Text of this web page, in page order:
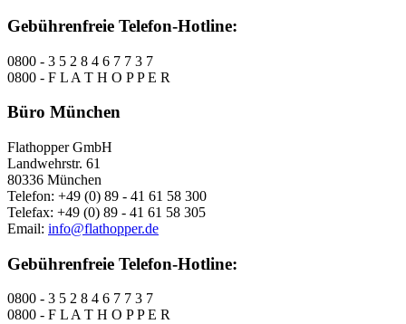
Gebührenfreie Telefon-Hotline:
0800 - 3 5 2 8 4 6 7 7 3 7
0800 - F L A T H O P P E R
Büro München
Flathopper GmbH
Landwehrstr. 61
80336 München
Telefon: +49 (0) 89 - 41 61 58 300
Telefax: +49 (0) 89 - 41 61 58 305
Email: info@flathopper.de
Gebührenfreie Telefon-Hotline:
0800 - 3 5 2 8 4 6 7 7 3 7
0800 - F L A T H O P P E R